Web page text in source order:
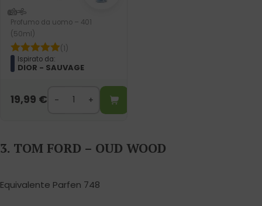
Profumo da uomo – 401
(50ml)
(1)
Ispirato da:
DIOR - SAUVAGE
19,99 €
3. TOM FORD – OUD WOOD
Equivalente Parfen 748